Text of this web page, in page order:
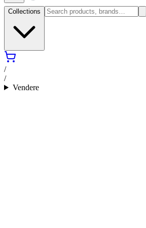
Collections
/
/
Vendere